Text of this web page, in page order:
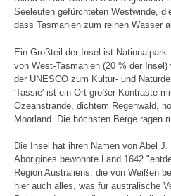
Seeleuten gefürchteten Westwinde,
dass Tasmanien zum reinen Wasser
Ein Großteil der Insel ist
von West-Tasmanien (20 % der Insel)
der UNESCO zum Kultur- und
'Tassie' ist ein Ort großer Kontraste
Ozeanstrände, dichtem Regenwald,
Moorland. Die höchsten Berge ragen
Die Insel hat ihren Namen von Abel
Aborigines bewohnte Land 1642
Region Australiens, die von Weißen
hier auch alles, was für australische